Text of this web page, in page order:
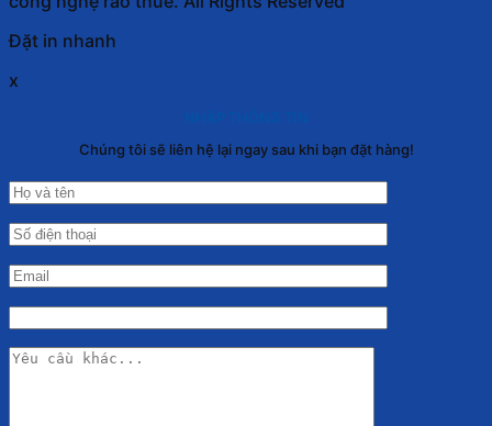
Đặt in nhanh
x
Chúng tôi sẽ liên hệ lại ngay sau khi bạn đặt hàng!